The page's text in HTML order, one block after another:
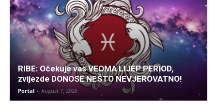
RIBE: Očekuje vas VEOMA LIJEP PERIOD,
zvijezde DONOSE NEŠTO NEVJEROVATNO!
Portal - August 7, 2026